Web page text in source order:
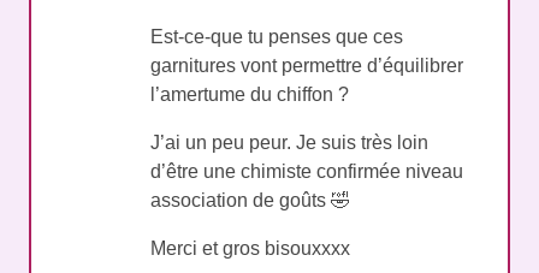
Est-ce-que tu penses que ces
garnitures vont permettre d’équilibrer
l’amertume du chiffon ?
J’ai un peu peur. Je suis très loin
d’être une chimiste confirmée niveau
association de goûts 🤣
Merci et gros bisouxxxx